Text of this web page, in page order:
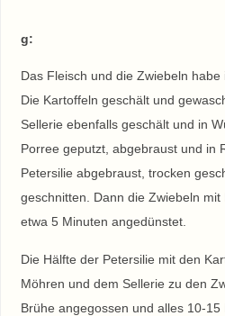
g:
Das Fleisch und die Zwiebeln
Die Kartoffeln geschält und
Sellerie ebenfalls geschält und in
Porree geputzt, abgebraust und in
Petersilie abgebraust, trocken
geschnitten. Dann die Zwiebeln
etwa 5 Minuten angedünstet.
Die Hälfte der Petersilie mit den
Möhren und dem Sellerie zu den
Brühe angegossen und alles 10-